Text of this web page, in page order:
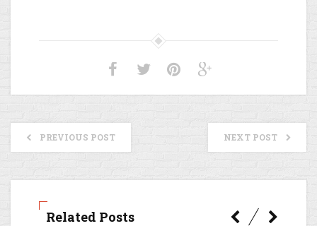
PREVIOUS POST NEXT POST
Related Posts